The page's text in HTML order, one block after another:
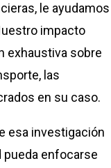
le ayudamos
impacto
exhaustiva sobre
las
en su caso.
esa investigación
pueda enfocarse